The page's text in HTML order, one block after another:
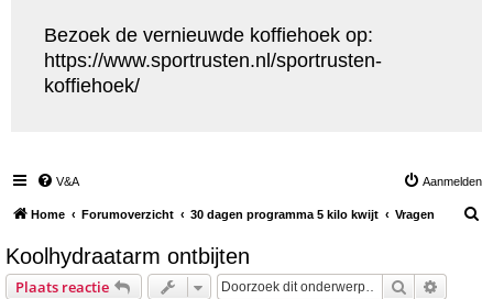
Bezoek de vernieuwde koffiehoek op:
https://www.sportrusten.nl/sportrusten-
koffiehoek/
V&A Aanmelden
Home Forumoverzicht 30 dagen programma 5 kilo kwijt Vragen
Koolhydraatarm ontbijten
Plaats reactie Zoek